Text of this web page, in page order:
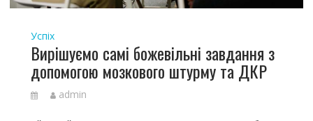
Успіх
Вирішуємо самі божевільні завдання з
допомогою мозкового штурму та ДКР
admin